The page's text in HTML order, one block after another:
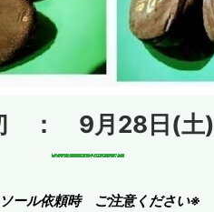
： 9月28日(土)
ール依頼時 ご注意ください※